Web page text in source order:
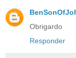
Obrigardo
Responder